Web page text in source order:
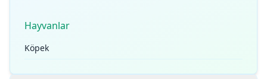
Hayvanlar
Köpek